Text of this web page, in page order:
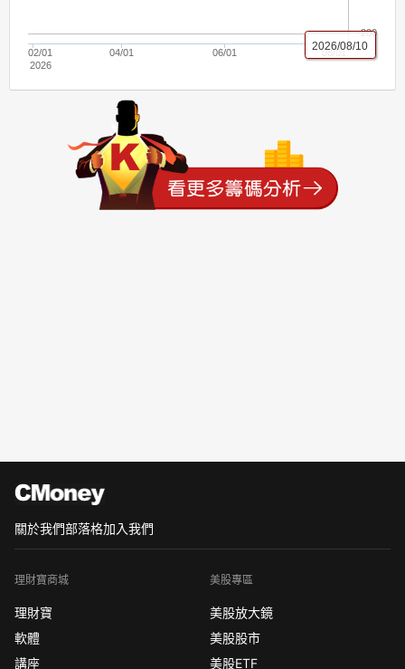
02/01
2026
04/01 06/01 08/01
-200
2026/08/10
關於我們部落格加入我們
理財寶商城
理財寶
軟體
講座
美股專區
美股放大鏡
美股股市
美股ETF